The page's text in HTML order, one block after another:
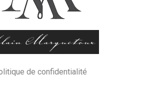
de confidentialité